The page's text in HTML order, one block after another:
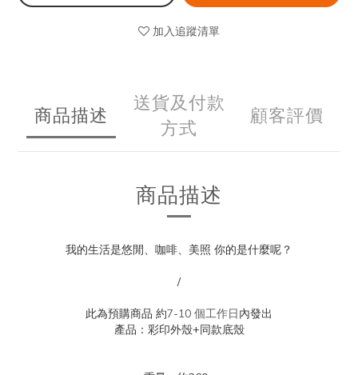
加入追蹤清單
商品描述
送貨及付款
方式
顧客評價
商品描述
我的生活是悠閒、咖啡、美照 你的是什麼呢？
/
此為預購商品 約7-10 個工作日內發出
產品：彩印外殼+同款底殼